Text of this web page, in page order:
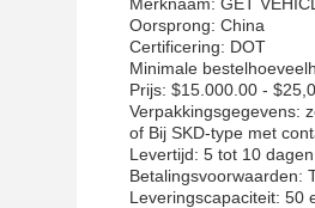
Oorsprong: China
Certificering: DOT
Minimale
Prijs: $15.000.00 -
Verpakkingsgegevens:
of Bij SKD-type met
Levertijd: 5 tot 10 dagen
Betalingsvoorwaarden:
Leveringscapaciteit: 50